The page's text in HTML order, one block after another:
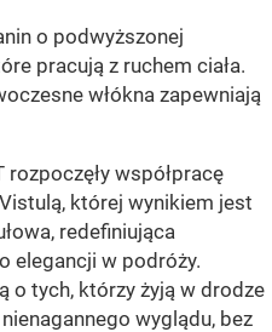
o podwyższonej
pracują z ruchem ciała.
włókna zapewniają
rozpoczęły współpracę
której wynikiem jest
redefiniująca
elegancji w podróży.
o tych, którzy żyją w drodze
wyglądu, bez